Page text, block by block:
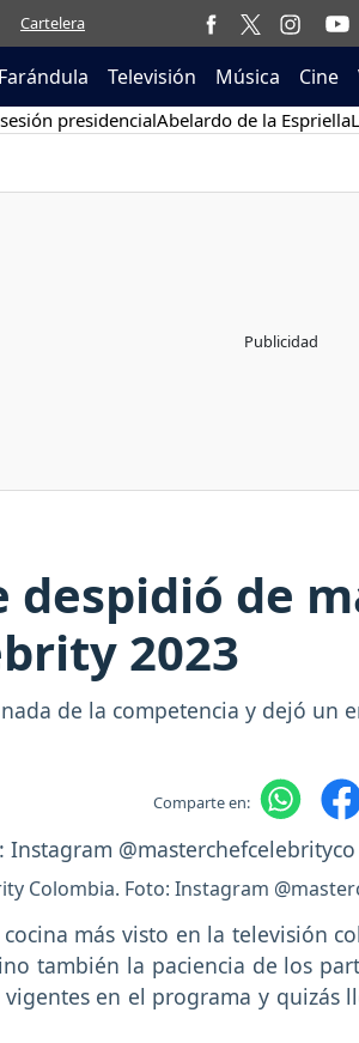
Cartelera
Farándula Televisión Música Cine
presidencialAbelardo de la Espriella
despidió de
2023
de la competencia y dejó un
Comparte en:
Colombia. Foto: Instagram
cocina más visto en la televisión
también la paciencia de los
en el programa y quizás